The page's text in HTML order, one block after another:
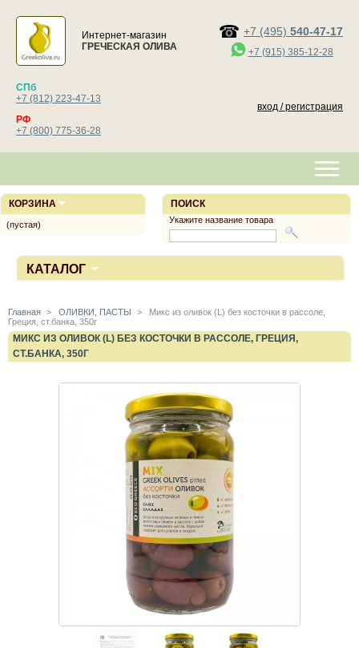
Интернет-магазин
ГРЕЧЕСКАЯ ОЛИВА
+7 (495) 540-47-17
+7 (915) 385-12-28
СПб
+7 (812) 223-47-13
РФ
+7 (800) 775-36-28
вход / регистрация
КАТАЛОГ
Главная > ОЛИВКИ, ПАСТЫ >
Микс из оливок (L) без косточки в рассоле,
Греция, ст.банка, 350г
МИКС ИЗ ОЛИВОК (L) БЕЗ КОСТОЧКИ В РАССОЛЕ, ГРЕЦИЯ,
СТ.БАНКА, 350Г
ПОИСК
Укажите название товара
КОРЗИНА
(пустая)